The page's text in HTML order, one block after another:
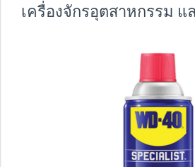
เครื่องจักรอุตสาหกรรม แ